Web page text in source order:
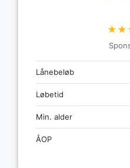
Lånebeløb
Løbetid
Min. alder
ÅOP